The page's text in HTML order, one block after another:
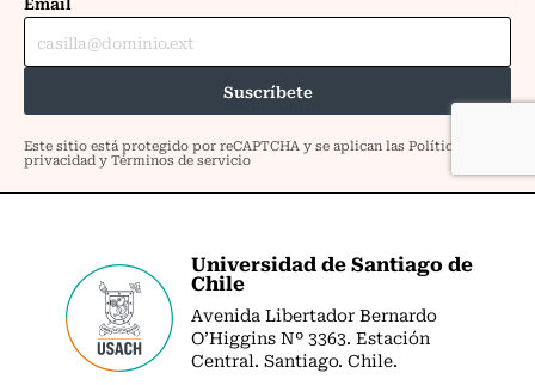
Universidad de Santiago de
Chile
Avenida Libertador Bernardo
O’Higgins Nº 3363. Estación
Central. Santiago. Chile.